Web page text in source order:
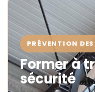
PRÉVENTION
Former à
sécurité